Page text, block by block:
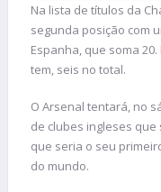
Na lista de títulos da
segunda posição com
Espanha, que soma
tem, seis no total.
O Arsenal tentará, no
de clubes ingleses
que seria o seu
do mundo.